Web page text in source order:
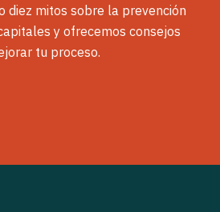
diez mitos sobre la prevención
y ofrecemos consejos
tu proceso.